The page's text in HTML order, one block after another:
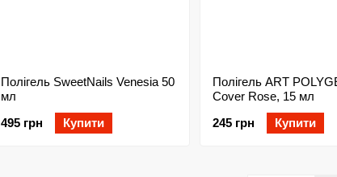
Полігель SweetNails Venesia 50
мл
495 грн
Купити
Полігель ART
Cover Rose, 15 мл
245 грн
Купити